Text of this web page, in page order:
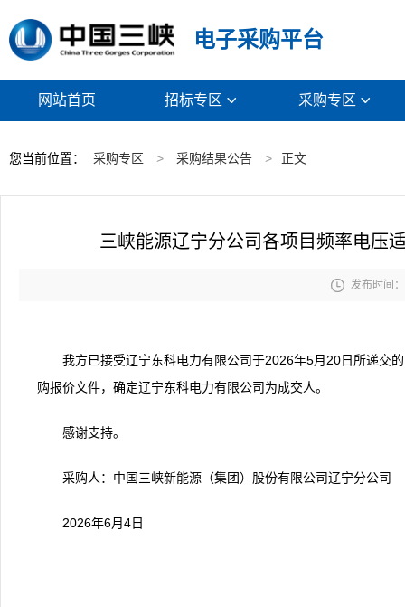
电子采购平台
网站首页 招标专区  采购专区 
您当前位置： 采购专区 > 采购结果公告 > 正文
三峡能源辽宁分公司各项目频率电压
 发布时间
我方已接受辽宁东科电力有限公司于2026年5月20日所递交
购报价文件，确定辽宁东科电力有限公司为成交人。
感谢支持。
采购人：中国三峡新能源（集团）股份有限公司辽宁分公司
2026年6月4日